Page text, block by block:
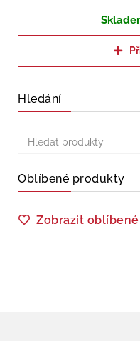
Hledání
Oblíbené produkty
Zobrazit